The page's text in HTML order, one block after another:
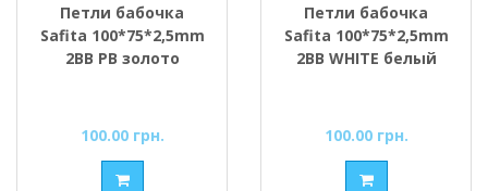
Петли бабочка
Safita 100*75*2,5mm
2BB PB золото
100.00 грн.
Петли бабочка
Safita 100*75*2,5mm
2BB WHITE белый
100.00 грн.